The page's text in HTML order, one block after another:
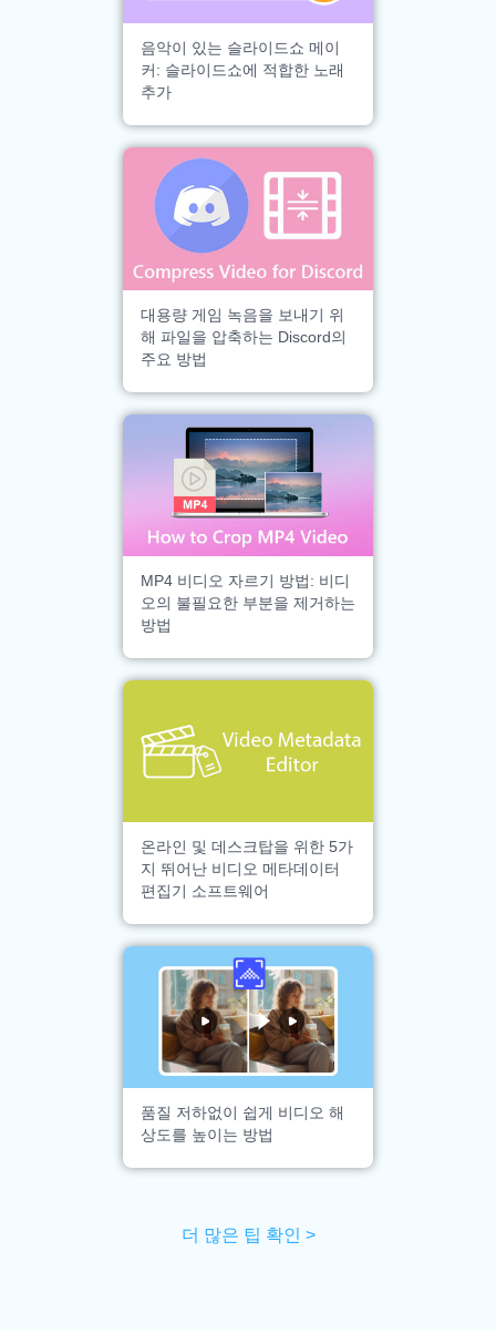
음악이 있는 슬라이드쇼 메이
커: 슬라이드쇼에 적합한 노래
추가
대용량 게임 녹음을 보내기 위
해 파일을 압축하는 Discord의
주요 방법
MP4 비디오 자르기 방법: 비디
오의 불필요한 부분을 제거하는
방법
온라인 및 데스크탑을 위한 5가
지 뛰어난 비디오 메타데이터
편집기 소프트웨어
품질 저하없이 쉽게 비디오 해
상도를 높이는 방법
더 많은 팁 확인 >